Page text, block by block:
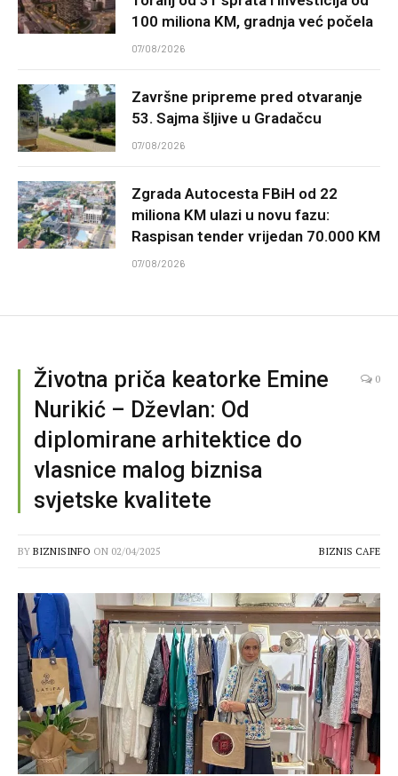
100 miliona KM, gradnja već počela
07/08/2026
Završne pripreme pred otvaranje
53. Sajma šljive u Gradačcu
07/08/2026
Zgrada Autocesta FBiH od 22
miliona KM ulazi u novu fazu:
Raspisan tender vrijedan 70.000 KM
07/08/2026
Životna priča keatorke Emine
Nurikić – Dževlan: Od
diplomirane arhitektice do
vlasnice malog biznisa
svjetske kvalitete
0
BY BIZNISINFO ON 02/04/2025 BIZNIS CAFE